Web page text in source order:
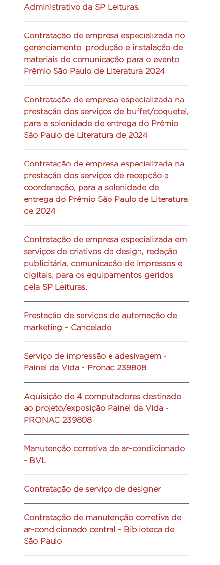
Administrativo da SP Leituras.
Contratação de empresa especializada no
gerenciamento, produção e instalação de
materiais de comunicação para o evento
Prêmio São Paulo de Literatura 2024
Contratação de empresa especializada na
prestação dos serviços de buffet/coquetel,
para a solenidade de entrega do Prêmio
São Paulo de Literatura de 2024
Contratação de empresa especializada na
prestação dos serviços de recepção e
coordenação, para a solenidade de
entrega do Prêmio São Paulo de Literatura
de 2024
Contratação de empresa especializada em
serviços de criativos de design, redação
publicitária, comunicação de impressos e
digitais, para os equipamentos geridos
pela SP Leituras.
Prestação de serviços de automação de
marketing - Cancelado
Serviço de impressão e adesivagem -
Painel da Vida - Pronac 239808
Aquisição de 4 computadores destinado
ao projeto/exposição Painel da Vida -
PRONAC 239808
Manutenção corretiva de ar-condicionado
- BVL
Contratação de serviço de designer
Contratação de manutenção corretiva de
ar-condicionado central - Biblioteca de
São Paulo